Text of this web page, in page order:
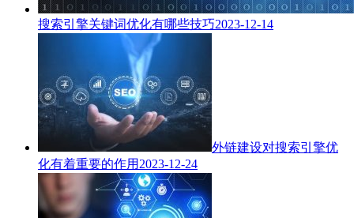
搜索引擎关键词优化有哪些技巧2023-12-14
外链建设对搜索引擎优
化有着重要的作用 2023-12-24